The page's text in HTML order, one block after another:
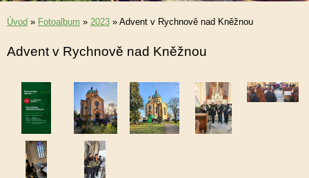
Úvod » Fotoalbum » 2023 » Advent v Rychnově nad Kněžnou
Advent v Rychnově nad Kněžnou